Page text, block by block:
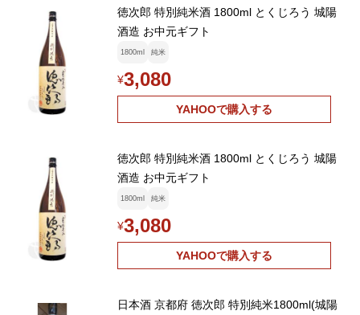
徳次郎 特別純米酒 1800ml とくじろう 城陽
酒造 お中元ギフト
1800ml 純米
¥3,080
YAHOOで購入する
徳次郎 特別純米酒 1800ml とくじろう 城陽
酒造 お中元ギフト
1800ml 純米
¥3,080
YAHOOで購入する
日本酒 京都府 徳次郎 特別純米1800ml(城陽